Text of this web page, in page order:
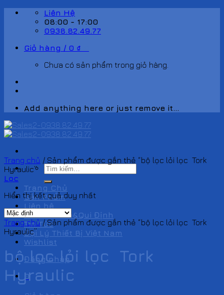
Skip
Liên Hệ
08:00 - 17:00
0938.82.49.77
Giỏ hàng / 0 ₫
Chưa có sản phẩm trong giỏ hàng.
Add anything here or just remove it...
Tìm
kiếm:
Trang Chủ
Sản Phẩm
Liên hệ
Chính Sách&Qui Định
Tin Tức
Đại Lý Thiết Bị Việt Nam
Wishlist
Đăng nhập
0
Trang chủ / Sản phẩm được gắn thẻ “bộ lọc lỏi lọc Tork
Hyraulic”
Lọc
Hiển thị kết quả duy nhất
Trang chủ /Sản phẩm được gắn thẻ “bộ lọc lỏi lọc Tork
Hyraulic”
bộ lọc lỏi lọc Tork
Hyraulic